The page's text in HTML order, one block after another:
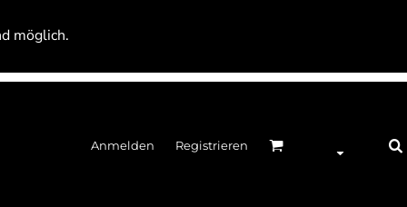
möglich.
Anmelden Registrieren